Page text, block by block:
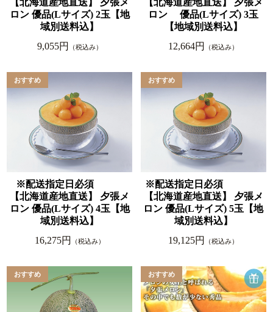
【北海道産地直送】 夕張メ
ロン 優品(Lサイズ) 2玉【地
域別送料込】
9,055円
（税込み）
【北海道産地直送】 夕張メ
ロン 優品(Lサイズ) 3玉
【地域別送料込】
12,664円
（税込み）
※配送指定日必須
【北海道産地直送】 夕張メ
ロン 優品(Lサイズ) 4玉【地
域別送料込】
16,275円
（税込み）
※配送指定日必須
【北海道産地直送】 夕張メ
ロン 優品(Lサイズ) 5玉【地
域別送料込】
19,125円
（税込み）